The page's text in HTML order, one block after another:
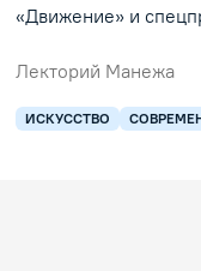
«Движение» и
Лекторий Манежа
ИСКУССТВО